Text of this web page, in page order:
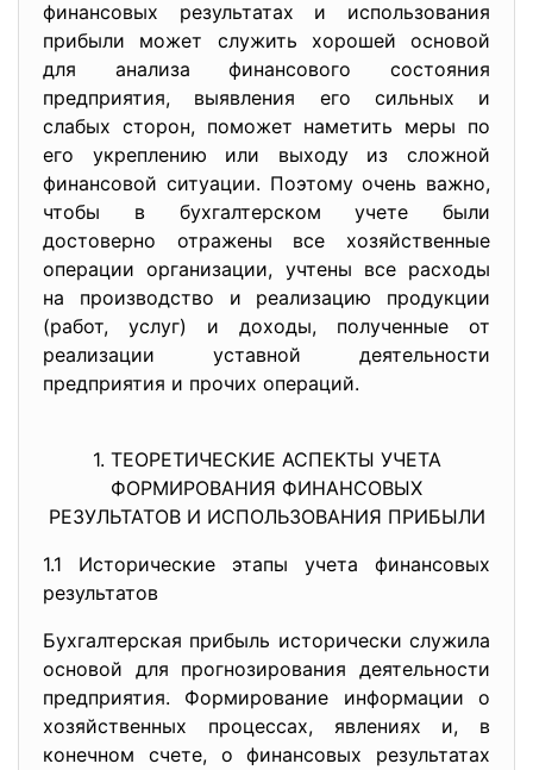
финансовых результатах и использования
прибыли может служить хорошей основой
для анализа финансового состояния
предприятия, выявления его сильных и
слабых сторон, поможет наметить меры по
его укреплению или выходу из сложной
финансовой ситуации. Поэтому очень важно,
чтобы в бухгалтерском учете были
достоверно отражены все хозяйственные
операции организации, учтены все расходы
на производство и реализацию продукции
(работ, услуг) и доходы, полученные от
реализации уставной деятельности
предприятия и прочих операций.
1. ТЕОРЕТИЧЕСКИЕ АСПЕКТЫ УЧЕТА
ФОРМИРОВАНИЯ ФИНАНСОВЫХ
РЕЗУЛЬТАТОВ И ИСПОЛЬЗОВАНИЯ ПРИБЫЛИ
1.1 Исторические этапы учета финансовых
результатов
Бухгалтерская прибыль исторически служила
основой для прогнозирования деятельности
предприятия. Формирование информации о
хозяйственных процессах, явлениях и, в
конечном счете, о финансовых результатах